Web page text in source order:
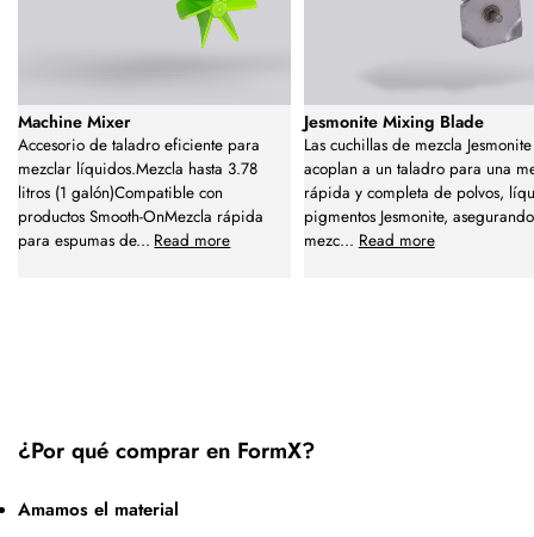
Machine Mixer
Accesorio de taladro eficiente para
mezclar líquidos.Mezcla hasta 3.78
litros (1 galón)Compatible con
productos Smooth-OnMezcla rápida
para espumas de... Read more
Jesmonite Mixing Blade
Las cuchillas de mezcla
acoplan a un taladro para una
rápida y completa de polvos,
pigmentos Jesmonite, asegurando
mezc... Read more
¿Por qué comprar en FormX?
Amamos el material